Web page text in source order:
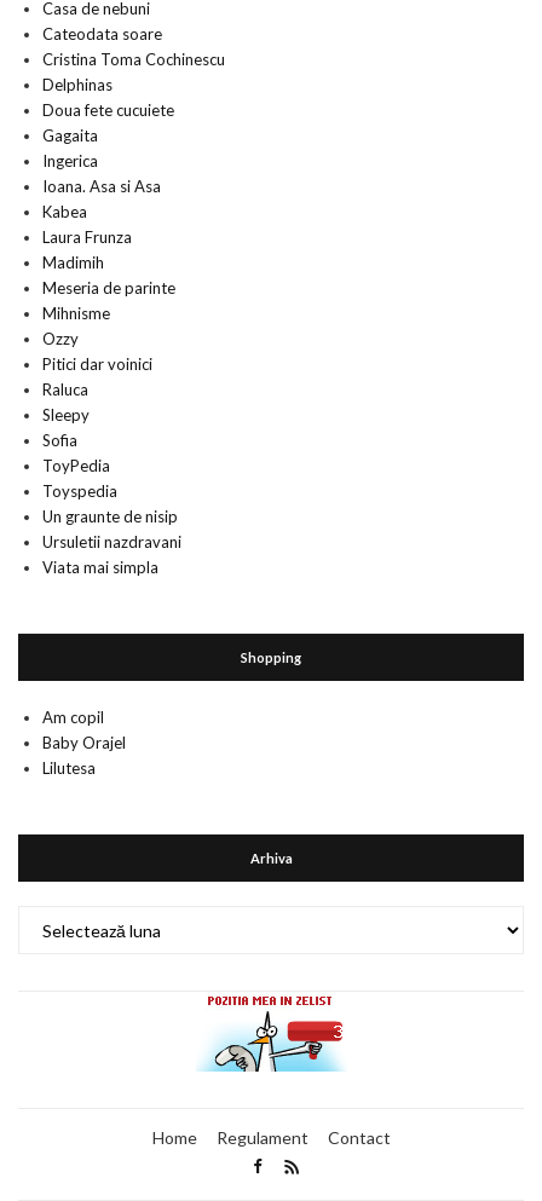
Casa de nebuni
Cateodata soare
Cristina Toma Cochinescu
Delphinas
Doua fete cucuiete
Gagaita
Ingerica
Ioana. Asa si Asa
Kabea
Laura Frunza
Madimih
Meseria de parinte
Mihnisme
Ozzy
Pitici dar voinici
Raluca
Sleepy
Sofia
ToyPedia
Toyspedia
Un graunte de nisip
Ursuletii nazdravani
Viata mai simpla
Shopping
Am copil
Baby Orajel
Lilutesa
Arhiva
Home Regulament Contact